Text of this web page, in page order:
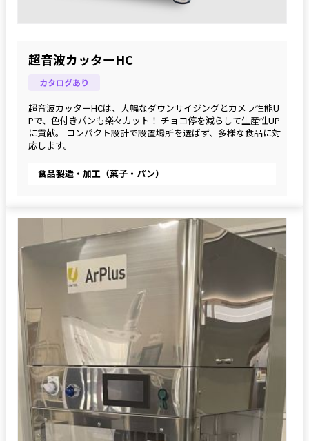
超音波カッターHC
カタログあり
超音波カッターHCは、大幅なダウンサイジングとカメラ性能U
Pで、色付きパンも楽々カット！ チョコ停を減らして生産性UP
に貢献。 コンパクト設計で設置場所を選ばず、多様な食品に対
応します。
食品製造・加工（菓子・パン）